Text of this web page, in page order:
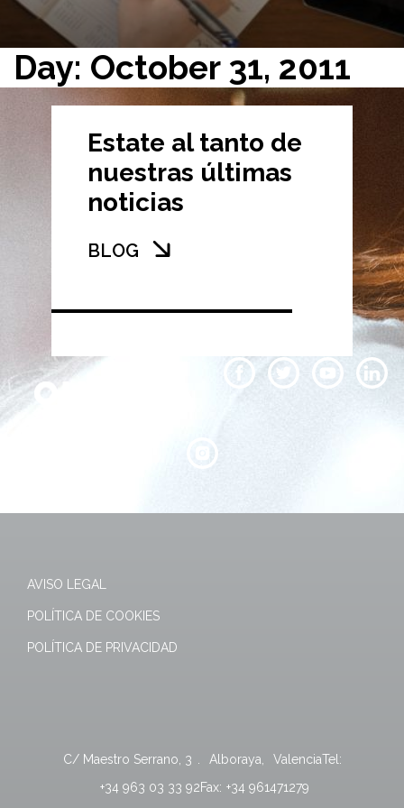
Day: October 31, 2011
Estate al tanto de
nuestras últimas
noticias
BLOG
AVISO LEGAL
POLÍTICA DE COOKIES
POLÍTICA DE PRIVACIDAD
C/ Maestro Serrano, 3 Alboraya ValenciaTel:
+34 963 03 33 92Fax: +34 961471279